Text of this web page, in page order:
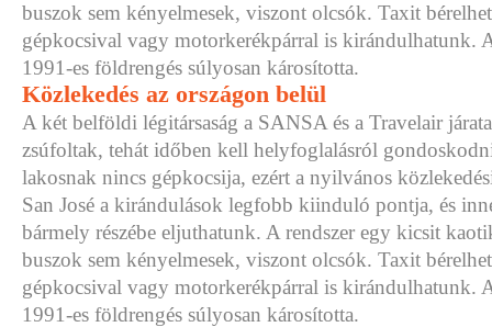
buszok sem kényelmesek, viszont olcsók. Taxit
gépkocsival vagy motorkerékpárral is kirándulhatunk.
1991-es földrengés súlyosan károsította.
Közlekedés az országon belül
A két belföldi légitársaság a SANSA és a Travelair
zsúfoltak, tehát időben kell helyfoglalásról
lakosnak nincs gépkocsija, ezért a nyilvános
San José a kirándulások legfobb kiinduló pontja, és
bármely részébe eljuthatunk. A rendszer egy kicsit
buszok sem kényelmesek, viszont olcsók. Taxit
gépkocsival vagy motorkerékpárral is kirándulhatunk.
1991-es földrengés súlyosan károsította.